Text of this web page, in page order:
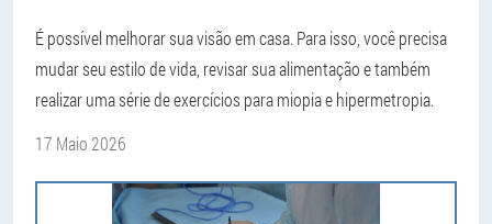
É possível melhorar sua visão em casa. Para isso, você precisa
mudar seu estilo de vida, revisar sua alimentação e também
realizar uma série de exercícios para miopia e hipermetropia.
17 Maio 2026